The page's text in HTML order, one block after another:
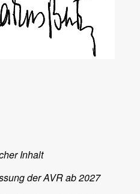
Inhalt
der AVR ab 2027